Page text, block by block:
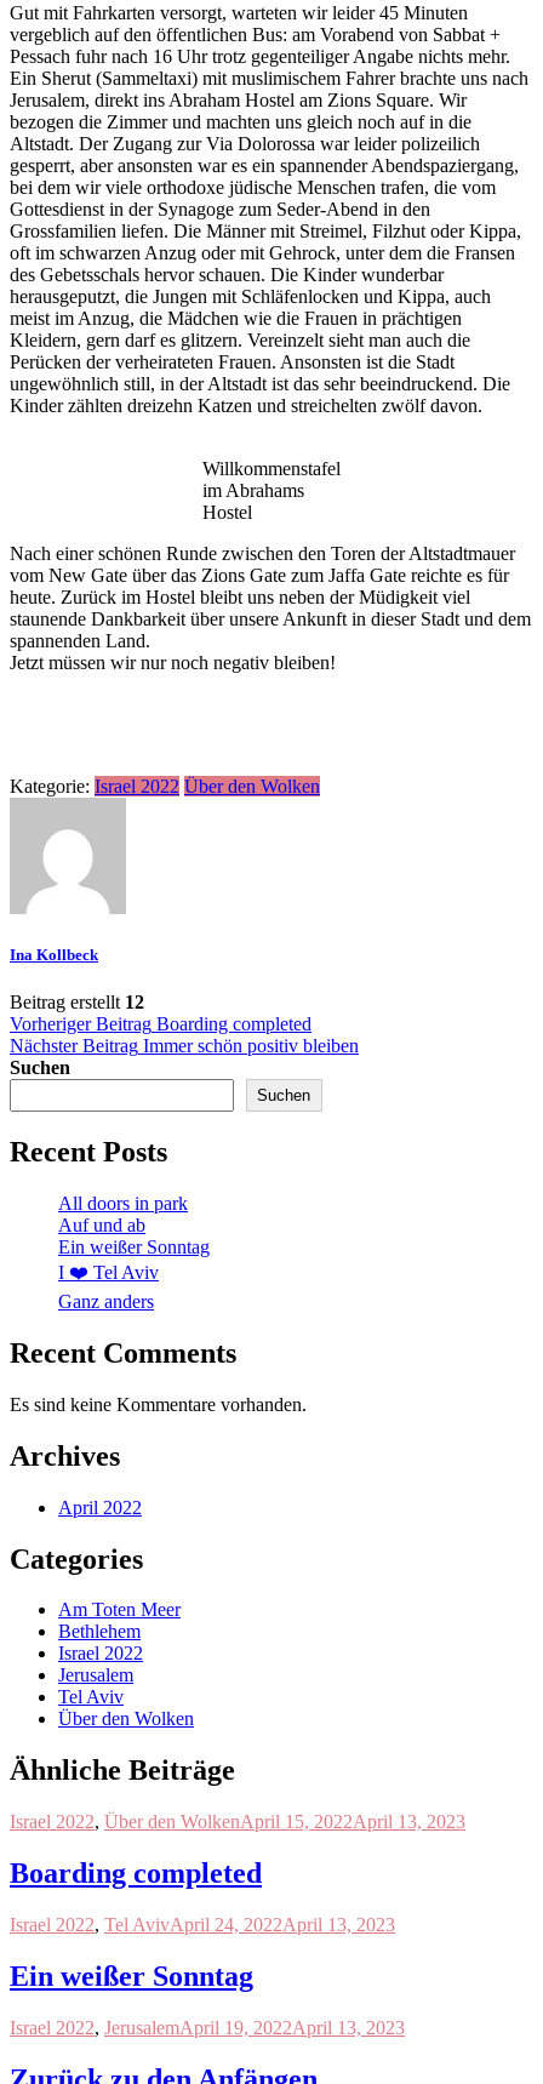
Gut mit Fahrkarten versorgt, warteten wir leider 45 Minuten
vergeblich auf den öffentlichen Bus: am Vorabend von Sabbat +
Pessach fuhr nach 16 Uhr trotz gegenteiliger Angabe nichts mehr.
Ein Sherut (Sammeltaxi) mit muslimischem Fahrer brachte uns nach
Jerusalem, direkt ins Abraham Hostel am Zions Square. Wir
bezogen die Zimmer und machten uns gleich noch auf in die
Altstadt. Der Zugang zur Via Dolorossa war leider polizeilich
gesperrt, aber ansonsten war es ein spannender Abendspaziergang,
bei dem wir viele orthodoxe jüdische Menschen trafen, die vom
Gottesdienst in der Synagoge zum Seder-Abend in den
Grossfamilien liefen. Die Männer mit Streimel, Filzhut oder Kippa,
oft im schwarzen Anzug oder mit Gehrock, unter dem die Fransen
des Gebetsschals hervor schauen. Die Kinder wunderbar
herausgeputzt, die Jungen mit Schläfenlocken und Kippa, auch
meist im Anzug, die Mädchen wie die Frauen in prächtigen
Kleidern, gern darf es glitzern. Vereinzelt sieht man auch die
Perücken der verheirateten Frauen. Ansonsten ist die Stadt
ungewöhnlich still, in der Altstadt ist das sehr beeindruckend. Die
Kinder zählten dreizehn Katzen und streichelten zwölf davon.
Willkommenstafel
im Abrahams
Hostel
Nach einer schönen Runde zwischen den Toren der Altstadtmauer
vom New Gate über das Zions Gate zum Jaffa Gate reichte es für
heute. Zurück im Hostel bleibt uns neben der Müdigkeit viel
staunende Dankbarkeit über unsere Ankunft in dieser Stadt und dem
spannenden Land.
Jetzt müssen wir nur noch negativ bleiben!
Kategorie: Israel 2022 Über den Wolken
Ina Kollbeck
Beitrag erstellt 12
Beitragsnavigation
Vorheriger Beitrag Boarding completed
Nächster Beitrag Immer schön positiv bleiben
Suchen
Suchen
Recent Posts
All doors in park
Auf und ab
Ein weißer Sonntag
I ❤️ Tel Aviv
Ganz anders
Recent Comments
Es sind keine Kommentare vorhanden.
Archives
April 2022
Categories
Am Toten Meer
Bethlehem
Israel 2022
Jerusalem
Tel Aviv
Über den Wolken
Ähnliche Beiträge
Israel 2022, Über den WolkenApril 15, 2022April 13, 2023
Boarding completed
Israel 2022, Tel AvivApril 24, 2022April 13, 2023
Ein weißer Sonntag
Israel 2022, JerusalemApril 19, 2022April 13, 2023